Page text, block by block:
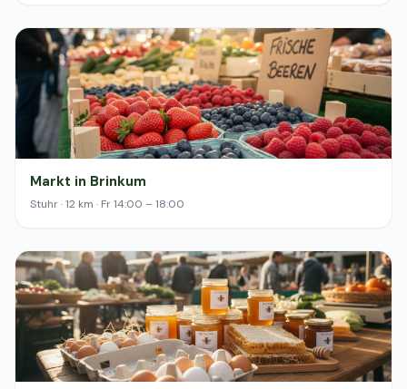
Markt in Brinkum
Stuhr · 12 km · Fr 14:00 – 18:00